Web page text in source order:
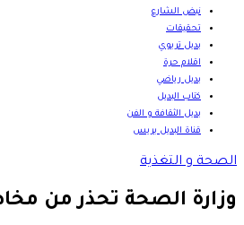
نبض الشارع
تحقيقات
بديل تربوي
اقلام حرة
بديل رياضي
كتاب البديل
بديل الثقافة و الفن
قناة البديل بريس
الصحة و التغذية
وزارة الصحة تحذر من